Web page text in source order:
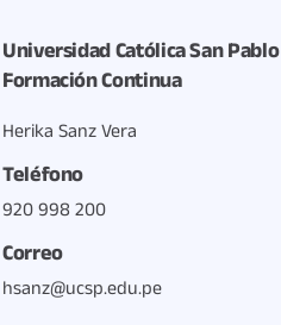
Universidad Católica San Pablo
Formación Continua
Herika Sanz Vera
Teléfono
920 998 200
Correo
hsanz@ucsp.edu.pe